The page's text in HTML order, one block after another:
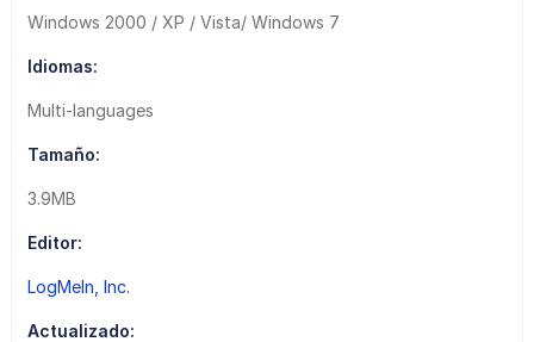
Windows 2000 / XP / Vista/ Windows 7
Idiomas:
Multi-languages
Tamaño:
3.9MB
Editor:
LogMeIn, Inc.
Actualizado: